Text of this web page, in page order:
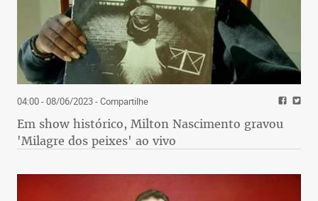
04:00 - 08/06/2023- Compartilhe
Em show histórico, Milton Nascimento gravou
'Milagre dos peixes' ao vivo